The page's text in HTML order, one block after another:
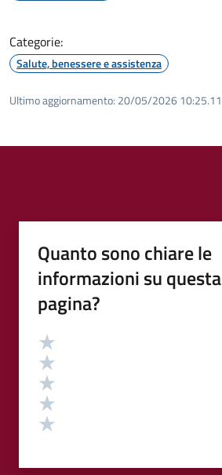
Categorie:
Salute, benessere e assistenza
Ultimo aggiornamento: 20/05/2026 10:25.11
Quanto sono chiare le
informazioni su questa
pagina?
Valutazione